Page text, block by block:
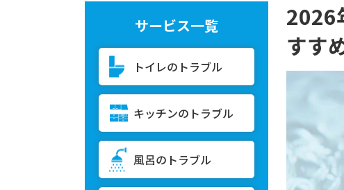
サービス一覧
トイレのトラブル
キッチンのトラブル
風呂のトラブル
2026
すす